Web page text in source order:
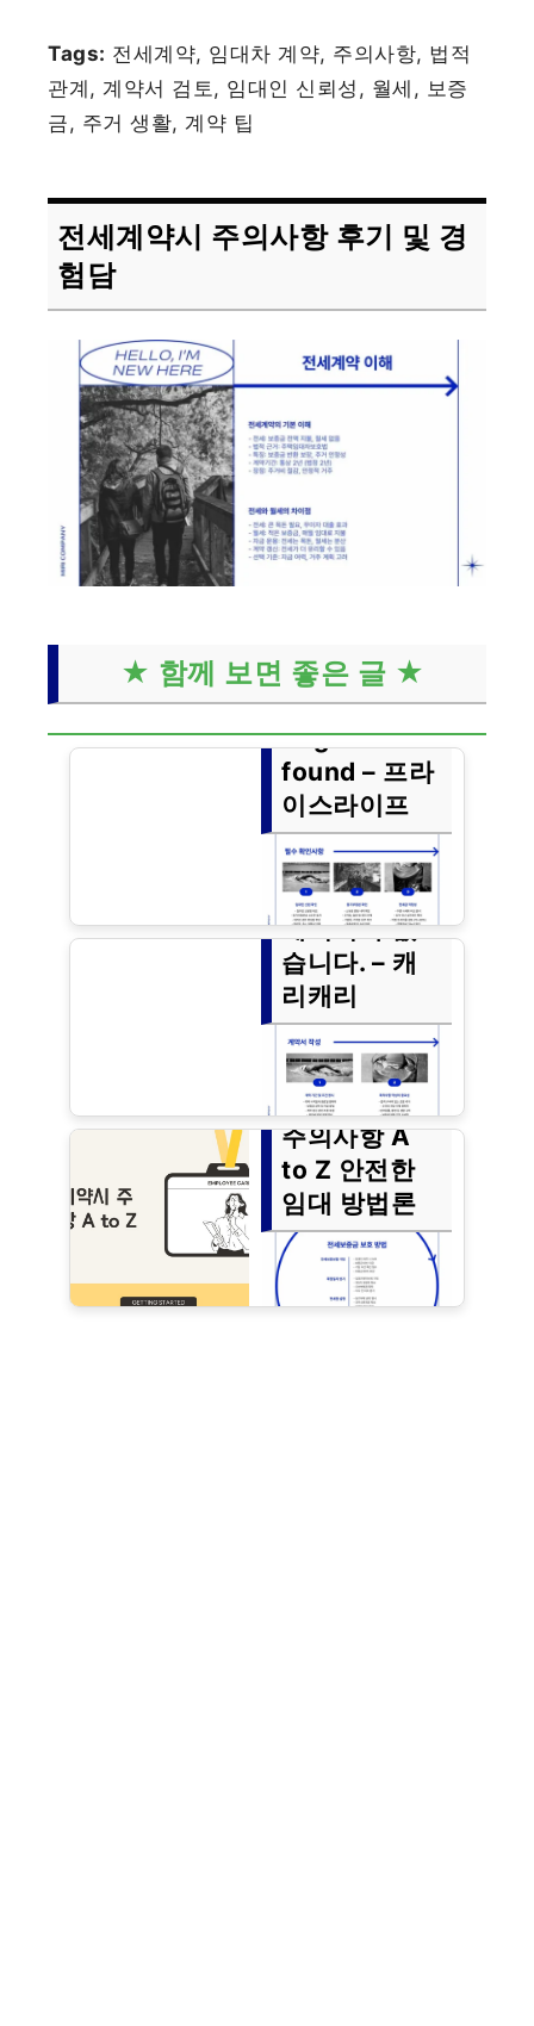
Tags: 전세계약, 임대차 계약, 주의사항, 법적
관계, 계약서 검토, 임대인 신뢰성, 월세, 보증
금, 주거 생활, 계약 팁
전세계약시 주의사항 후기 및 경
험담
★ 함께 보면 좋은 글 ★
Page not
found – 프라
이스라이프
이 위치에서 아무 것도 찾을 수 없
을 것 같습니다. 아래의 링크 또는
검색 중 하나를 하세요.
페이지가 없
습니다. – 캐
리캐리
It looks like nothing was
found at this location. Maybe
try searching?
전세계약시
주의사항 A
to Z 안전한
임대 방법론